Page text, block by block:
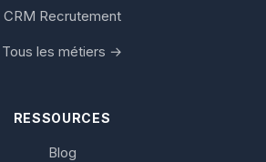
CRM Recrutement
Tous les métiers →
RESSOURCES
Blog